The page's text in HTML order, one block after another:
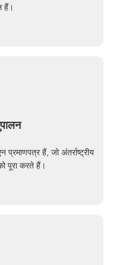
हैं।
हैं, जो अंतर्राष्ट्रीय
पूरा करते हैं।